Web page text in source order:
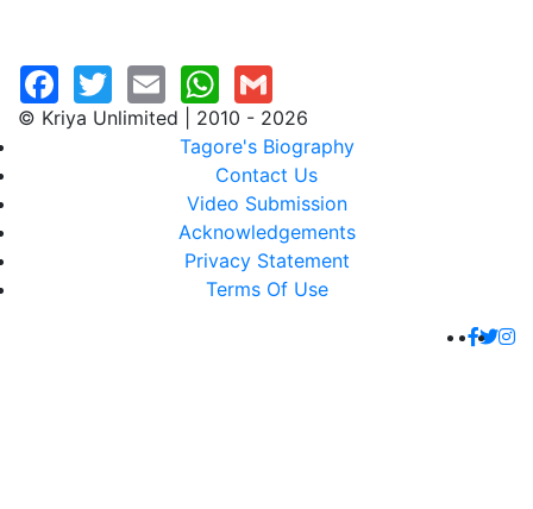
© Kriya Unlimited | 2010 - 2026
Tagore's Biography
Contact Us
Video Submission
Acknowledgements
Privacy Statement
Terms Of Use